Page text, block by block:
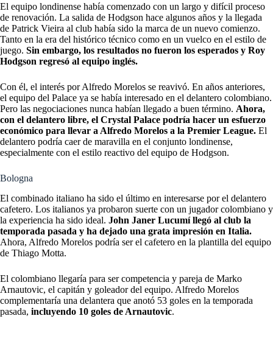
El equipo londinense había comenzado con un largo y difícil proceso
de renovación. La salida de Hodgson hace algunos años y la llegada
de Patrick Vieira al club había sido la marca de un nuevo comienzo.
Tanto en la era del histórico técnico como en un vuelco en el estilo de
juego. Sin embargo, los resultados no fueron los esperados y Roy
Hodgson regresó al equipo inglés.
Con él, el interés por Alfredo Morelos se reavivó. En años anteriores,
el equipo del Palace ya se había interesado en el delantero colombiano.
Pero las negociaciones nunca habían llegado a buen término. Ahora,
con el delantero libre, el Crystal Palace podría hacer un esfuerzo
económico para llevar a Alfredo Morelos a la Premier League. El
delantero podría caer de maravilla en el conjunto londinense,
especialmente con el estilo reactivo del equipo de Hodgson.
Bologna
El combinado italiano ha sido el último en interesarse por el delantero
cafetero. Los italianos ya probaron suerte con un jugador colombiano y
la experiencia ha sido ideal. John Janer Lucumí llegó al club la
temporada pasada y ha dejado una grata impresión en Italia.
Ahora, Alfredo Morelos podría ser el cafetero en la plantilla del equipo
de Thiago Motta.
El colombiano llegaría para ser competencia y pareja de Marko
Arnautovic, el capitán y goleador del equipo. Alfredo Morelos
complementaría una delantera que anotó 53 goles en la temporada
pasada, incluyendo 10 goles de Arnautovic.